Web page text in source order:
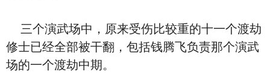
三个演武场中，原来受伤比较重的十一个渡劫
修士已经全部被干翻，包括钱腾飞负责那个演武
场的一个渡劫中期。